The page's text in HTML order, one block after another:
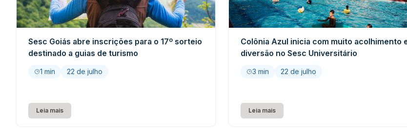
Sesc Goiás abre inscrições para o 17º sorteio
destinado a guias de turismo
1 min 22 de julho
Leia mais
Colônia Azul inicia com muito acolhimento
diversão no Sesc Universitário
3 min 22 de julho
Leia mais